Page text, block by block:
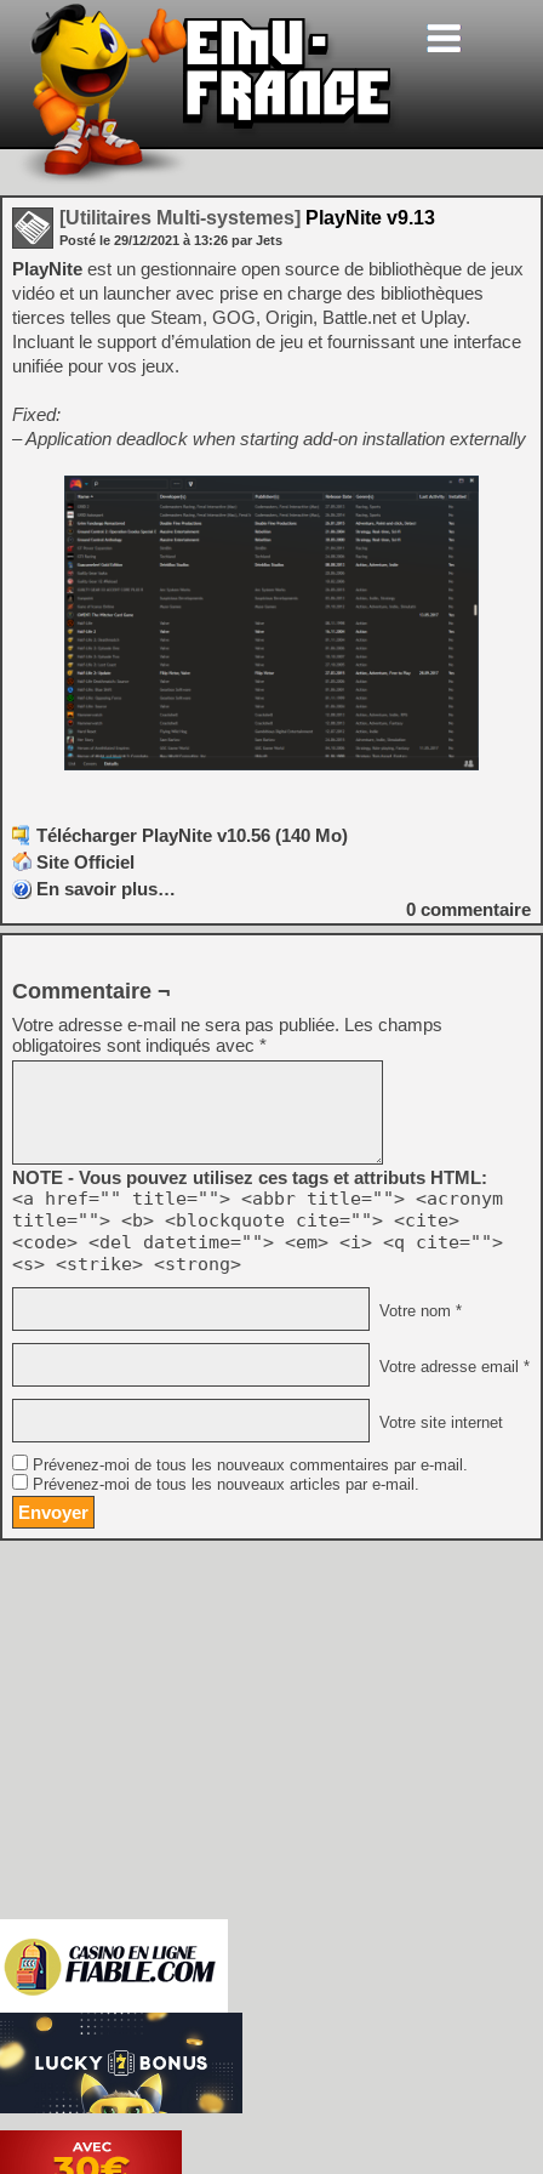
[Utilitaires Multi-systemes] PlayNite v9.13
Posté le 29/12/2021 à 13:26 par Jets
PlayNite est un gestionnaire open source de bibliothèque de jeux
vidéo et un launcher avec prise en charge des bibliothèques
tierces telles que Steam, GOG, Origin, Battle.net et Uplay.
Incluant le support d’émulation de jeu et fournissant une interface
unifiée pour vos jeux.
Fixed:
– Application deadlock when starting add-on installation externally
Télécharger PlayNite v10.56 (140 Mo)
Site Officiel
En savoir plus…
0 commentaire
Commentaire ¬
Votre adresse e-mail ne sera pas publiée. Les champs
obligatoires sont indiqués avec *
NOTE - Vous pouvez utilisez ces tags et attributs HTML:
<a href="" title=""> <abbr title=""> <acronym
title=""> <b> <blockquote cite=""> <cite>
<code> <del datetime=""> <em> <i> <q cite="">
<s> <strike> <strong>
Votre nom *
Votre adresse email *
Votre site internet
Prévenez-moi de tous les nouveaux commentaires par e-mail.
Prévenez-moi de tous les nouveaux articles par e-mail.